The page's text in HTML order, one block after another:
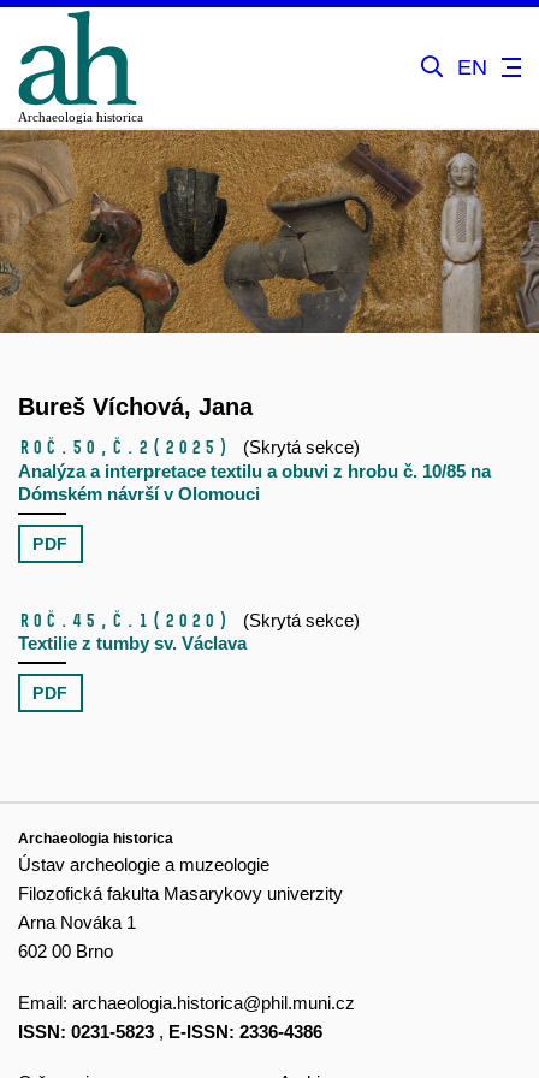
EN
Bureš Víchová, Jana
Roč.50, č.2 (2025)
(Skrytá sekce)
Analýza a interpretace textilu a obuvi z hrobu č. 10/85 na
Dómském návrší v Olomouci
PDF
Roč.45, č.1 (2020)
(Skrytá sekce)
Textilie z tumby sv. Václava
PDF
Archaeologia historica
Ústav archeologie a muzeologie
Filozofická fakulta Masarykovy univerzity
Arna Nováka 1
602 00 Brno
Email: archaeologia.historica@phil.muni.cz
ISSN: 0231-5823 , E-ISSN: 2336-4386